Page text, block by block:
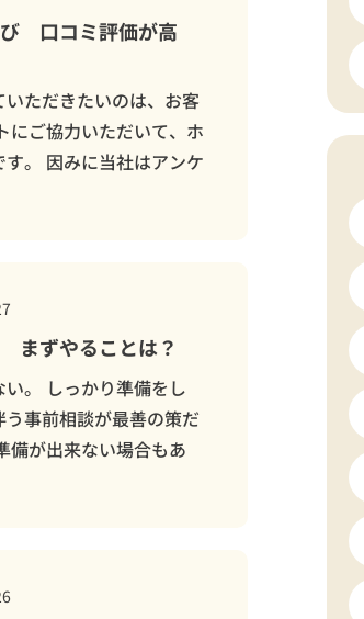
口コミ評価が高
ただきたいのは、お客
にご協力いただいて、ホ
。 因みに当社はアンケ
ずやることは？
。 しっかり準備をし
事前相談が最善の策だ
備が出来ない場合もあ